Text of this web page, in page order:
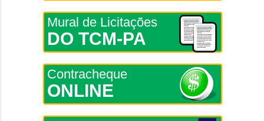
Mural de Licitações
DO TCM-PA
Contracheque
ONLINE